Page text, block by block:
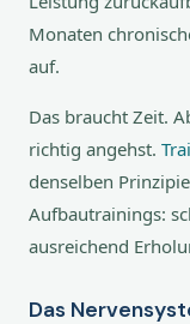
Monaten
auf.
Das braucht Zeit.
richtig angehst.
denselben
Aufbautrainings:
ausreichend
Das